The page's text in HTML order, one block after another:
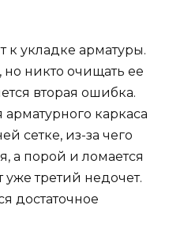
к укладке арматуры.
но никто очищать ее
вторая ошибка.
каркаса
сетке, из-за чего
а порой и ломается
уже третий недочет.
достаточное